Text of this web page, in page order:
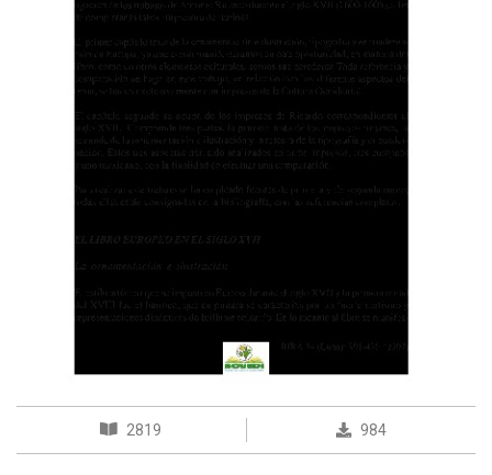
2819 984